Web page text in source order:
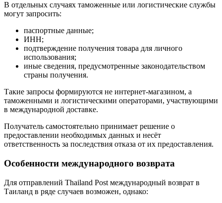
В отдельных случаях таможенные или логистические службы
могут запросить:
паспортные данные;
ИНН;
подтверждение получения товара для личного
использования;
иные сведения, предусмотренные законодательством
страны получения.
Такие запросы формируются не интернет-магазином, а
таможенными и логистическими операторами, участвующими
в международной доставке.
Получатель самостоятельно принимает решение о
предоставлении необходимых данных и несёт
ответственность за последствия отказа от их предоставления.
Особенности международного возврата
Для отправлений Thailand Post международный возврат в
Таиланд в ряде случаев возможен, однако: